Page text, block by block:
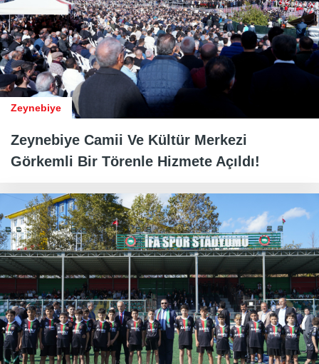
Zeynebiye
Zeynebiye Camii Ve Kültür Merkezi
Görkemli Bir Törenle Hizmete Açıldı!